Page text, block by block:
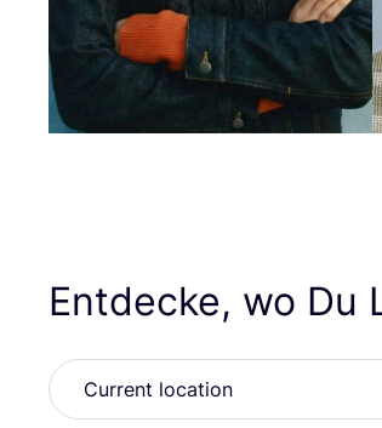
Entdecke, wo Du